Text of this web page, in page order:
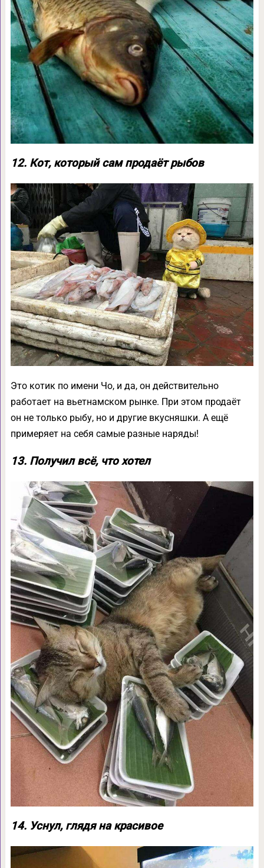
12. Кот, который сам продаёт рыбов
Это котик по имени Чо, и да, он действительно
работает на вьетнамском рынке. При этом продаёт
он не только рыбу, но и другие вкусняшки. А ещё
примеряет на себя самые разные наряды!
13. Получил всё, что хотел
14. Уснул, глядя на красивое